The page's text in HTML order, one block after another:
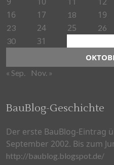
16
17 18 19
23 24 25 26
30 31
« Sep. Nov. »
BauBlog-Geschichte
Der erste BauBlog-Eintrag
September 2002. Bis zum
http://baublog.blogspot.de/